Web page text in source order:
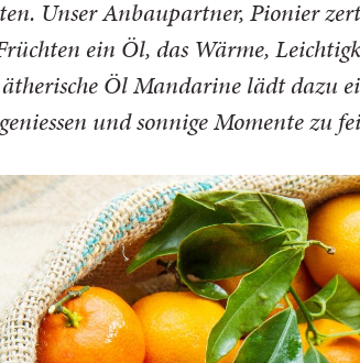
Unser Anbaupartner, Pionier
ein Öl, das Wärme,
Öl Mandarine lädt dazu
und sonnige Momente zu